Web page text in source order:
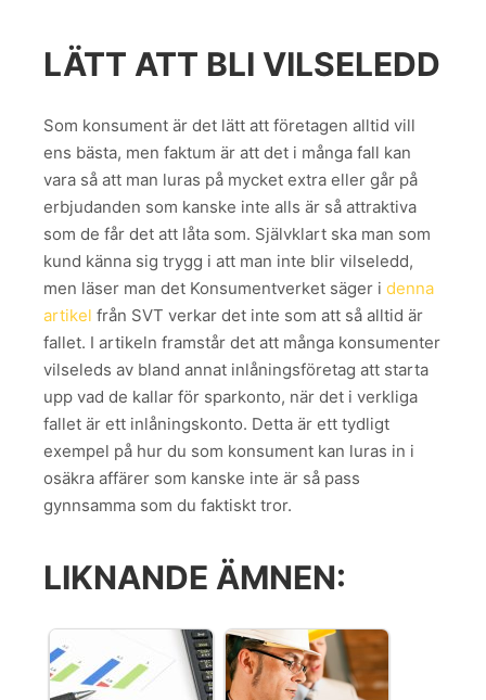
LÄTT ATT BLI VILSELEDD
Som konsument är det lätt att företagen alltid vill
ens bästa, men faktum är att det i många fall kan
vara så att man luras på mycket extra eller går på
erbjudanden som kanske inte alls är så attraktiva
som de får det att låta som. Självklart ska man som
kund känna sig trygg i att man inte blir vilseledd,
men läser man det Konsumentverket säger i denna
artikel från SVT verkar det inte som att så alltid är
fallet. I artikeln framstår det att många konsumenter
vilseleds av bland annat inlåningsföretag att starta
upp vad de kallar för sparkonto, när det i verkliga
fallet är ett inlåningskonto. Detta är ett tydligt
exempel på hur du som konsument kan luras in i
osäkra affärer som kanske inte är så pass
gynnsamma som du faktiskt tror.
LIKNANDE ÄMNEN: